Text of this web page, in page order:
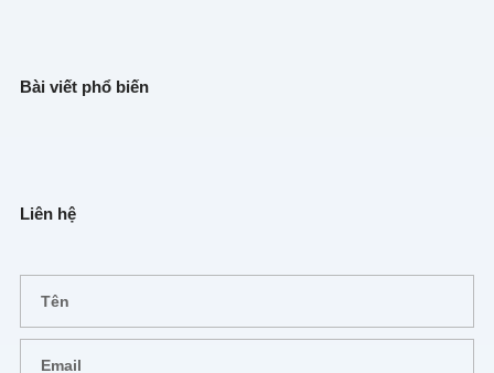
Bài viết phổ biến
Liên hệ